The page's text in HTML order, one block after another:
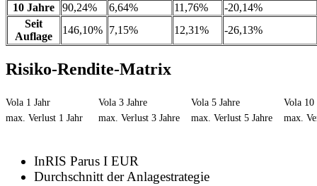
10 Jahre
90,24% 6,64% 11,76%
-20,14%
Seit
Auflage
146,10% 7,15% 12,31% -26,13%
Risiko-Rendite-Matrix
Vola 1 Jahr Vola 3 Jahre Vola 5 Jahre
Vola 10
max. Verlust 1 Jahr
max. Verlust 3 Jahre max. Verlust 5 Jahre max.
InRIS Parus I EUR
Durchschnitt der Anlagestrategie